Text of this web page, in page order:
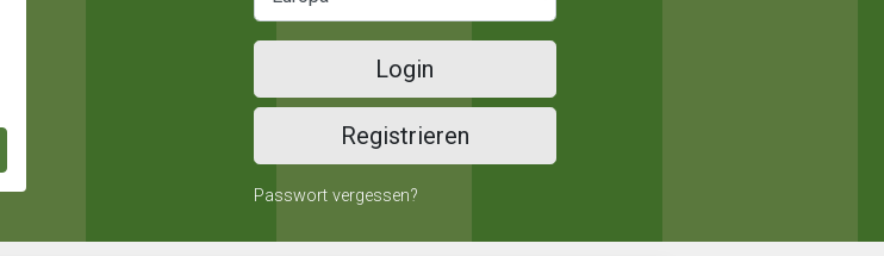
Login
Registrieren
Passwort vergessen?